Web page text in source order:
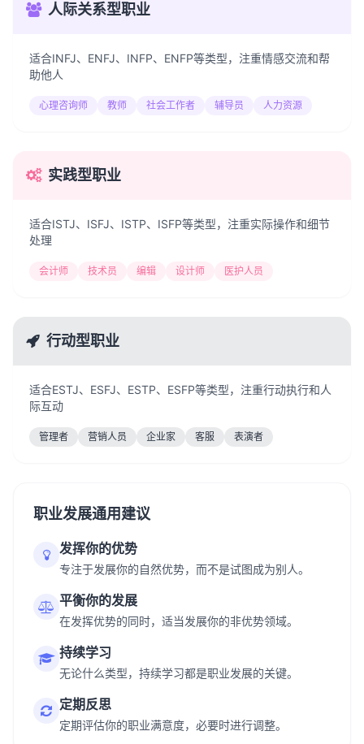
人际关系型职业
适合INFJ、ENFJ、INFP、ENFP等类型，注重情感交流和帮
助他人
心理咨询师 教师 社会工作者 辅导员 人力资源
实践型职业
适合ISTJ、ISFJ、ISTP、ISFP等类型，注重实际操作和细节
处理
会计师 技术员 编辑 设计师 医护人员
行动型职业
适合ESTJ、ESFJ、ESTP、ESFP等类型，注重行动执行和人
际互动
管理者 营销人员 企业家 客服 表演者
职业发展通用建议
发挥你的优势
专注于发展你的自然优势，而不是试图成为别人。
平衡你的发展
在发挥优势的同时，适当发展你的非优势领域。
持续学习
无论什么类型，持续学习都是职业发展的关键。
定期反思
定期评估你的职业满意度，必要时进行调整。